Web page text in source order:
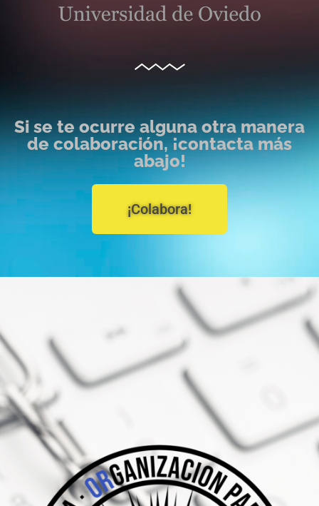
Si se te ocurre alguna otra manera
de colaboración, ¡contacta más
abajo!
¡Colabora!